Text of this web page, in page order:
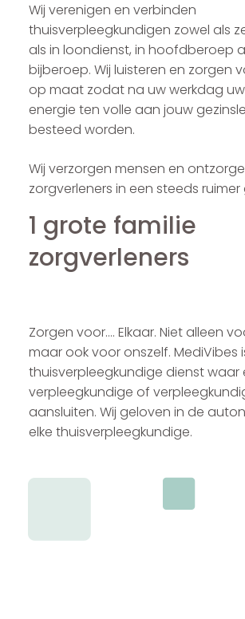
Wij verenigen en verbinden
thuisverpleegkundigen zowel als
als in loondienst, in hoofdberoep
bijberoep. Wij luisteren en zorgen
op maat zodat na uw werkdag
energie ten volle aan jouw
besteed worden.
Wij verzorgen mensen en
zorgverleners in een steeds ruimer
1 grote familie
zorgverleners
Zorgen voor…. Elkaar. Niet alleen
maar ook voor onszelf. MediVibes
thuisverpleegkundige dienst waar
verpleegkundige of
aansluiten. Wij geloven in de
elke thuisverpleegkundige.